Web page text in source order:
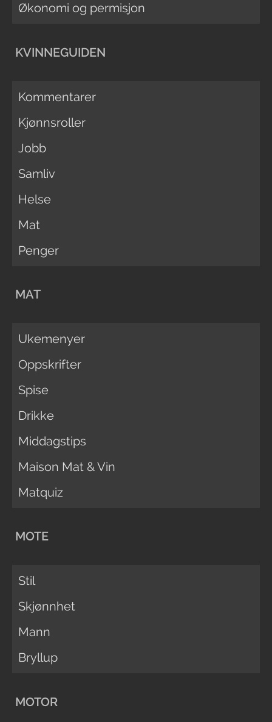
Økonomi og permisjon
KVINNEGUIDEN
Kommentarer
Kjønnsroller
Jobb
Samliv
Helse
Mat
Penger
MAT
Ukemenyer
Oppskrifter
Spise
Drikke
Middagstips
Maison Mat & Vin
Matquiz
MOTE
Stil
Skjønnhet
Mann
Bryllup
MOTOR